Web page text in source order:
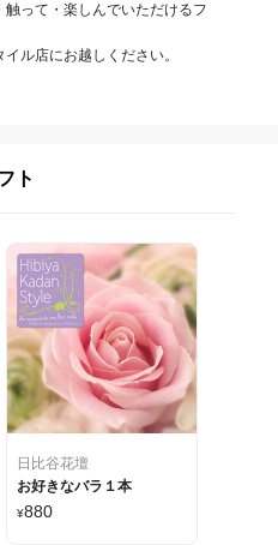
って・楽しんでいただけるフ
ル店にお越しください。
ト
日比谷花壇
お好きなバラ１本
¥880